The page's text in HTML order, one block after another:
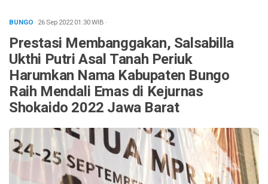
BUNGO · 26 Sep 202201:30WIB ·
Prestasi Membanggakan, Salsabilla
Ukthi Putri Asal Tanah Periuk
Harumkan Nama Kabupaten Bungo
Raih Mendali Emas di Kejurnas
Shokaido 2022 Jawa Barat